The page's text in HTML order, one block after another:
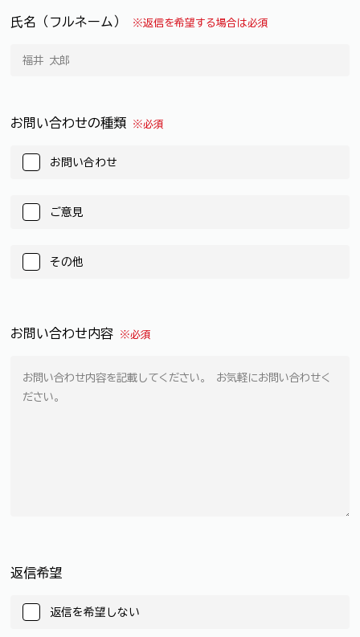
氏名（フルネーム） ※返信を希望する場合は必須
お問い合わせの種類 ※必須
お問い合わせ
ご意見
その他
お問い合わせ内容 ※必須
返信希望
返信を希望しない